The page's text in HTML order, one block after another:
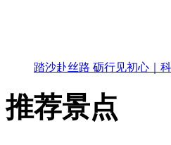
2026年第七届商界精英戈
青春无悔.创业者，从“心”